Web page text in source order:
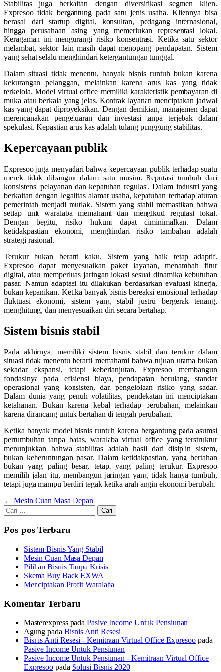
Stabilitas juga berkaitan dengan diversifikasi segmen klien.
Expresoo tidak bergantung pada satu jenis usaha. Kliennya bisa
berasal dari startup digital, konsultan, pedagang internasional,
hingga perusahaan asing yang memerlukan representasi lokal.
Keragaman ini mengurangi risiko konsentrasi. Ketika satu sektor
melambat, sektor lain masih dapat menopang pendapatan. Sistem
yang sehat selalu menghindari ketergantungan tunggal.
Dalam situasi tidak menentu, banyak bisnis runtuh bukan karena
kekurangan pelanggan, melainkan karena arus kas yang tidak
terkelola. Model virtual office memiliki karakteristik pembayaran di
muka atau berkala yang jelas. Kontrak layanan menciptakan jadwal
kas yang dapat diproyeksikan. Dengan demikian, manajemen dapat
merencanakan pengeluaran dan investasi tanpa terjebak dalam
spekulasi. Kepastian arus kas adalah tulang punggung stabilitas.
Kepercayaan publik
Expresoo juga menyadari bahwa kepercayaan publik terhadap suatu
merek tidak dibangun dalam satu musim. Reputasi tumbuh dari
konsistensi pelayanan dan kepatuhan regulasi. Dalam industri yang
berkaitan dengan legalitas alamat usaha, kepatuhan terhadap aturan
pemerintah menjadi mutlak. Sistem yang stabil memastikan bahwa
setiap unit waralaba memahami dan mengikuti regulasi lokal.
Dengan begitu, risiko hukum dapat diminimalkan. Dalam
ketidakpastian ekonomi, menghindari risiko tambahan adalah
strategi rasional.
Terukur bukan berarti kaku. Sistem yang baik tetap adaptif.
Expresoo dapat menyesuaikan paket layanan, menambah fitur
digital, atau memperluas jaringan lokasi sesuai dinamika kebutuhan
pasar. Namun adaptasi itu dilakukan berdasarkan evaluasi kinerja,
bukan kepanikan. Ketika banyak bisnis bereaksi emosional terhadap
fluktuasi ekonomi, sistem yang stabil justru bergerak tenang,
menghitung, dan menyesuaikan diri secara bertahap.
Sistem bisnis stabil
Pada akhirnya, memiliki sistem bisnis stabil dan terukur dalam
situasi tidak menentu berarti memahami bahwa tujuan utama bukan
sekadar ekspansi, tetapi keberlanjutan. Expresoo membangun
fondasinya pada efisiensi biaya, pendapatan berulang, standar
operasional yang konsisten, dan pengelolaan risiko yang sadar.
Dalam dunia yang penuh volatilitas, pendekatan ini menciptakan
ketahanan. Bukan karena kebal terhadap perubahan, melainkan
karena dirancang untuk bertahan di tengah perubahan.
Ketika banyak model bisnis runtuh karena bergantung pada asumsi
pertumbuhan tanpa batas, waralaba virtual office yang terstruktur
menunjukkan bahwa stabilitas adalah hasil dari disiplin sistem,
bukan keberuntungan pasar. Dalam ketidakpastian, yang bertahan
bukan yang paling besar, tetapi yang paling terukur. Expresoo
memilih jalan itu, membangun jaringan yang tidak hanya tumbuh,
tetapi juga mampu berdiri tegak ketika arah angin ekonomi berubah.
Navigasi
pos
← Mesin Cuan Masa Depan
Cari
untuk:
Pos-pos Terbaru
Sistem Bisnis Yang Stabil
Mesin Cuan Masa Depan
Pilihan Bisnis Tanpa Krisis
Skema Buy Back EXWA
Menciptakan Profit Waralaba
Komentar Terbaru
Masterexpress pada Pasive Income Untuk Pensiunan
Agung pada Bisnis Anti Resesi
Bisnis Anti Resesi - Kemitraan Virtual Office Expresoo pada
Pasive Income Untuk Pensiunan
Pasive Income Untuk Pensiunan - Kemitraan Virtual Office
Expresoo pada Solusi Bisnis 2020